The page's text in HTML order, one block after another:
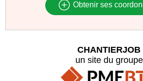
Obtenir ses
CHANTIERJOB
un site du groupe